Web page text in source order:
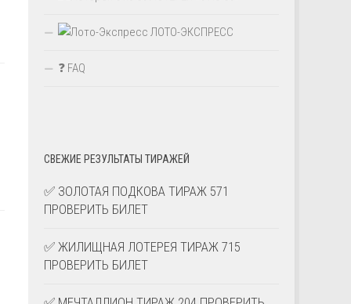
ЛОТО-ЭКСПРЕСС
❓ FAQ
СВЕЖИЕ РЕЗУЛЬТАТЫ ТИРАЖЕЙ
✅ ЗОЛОТАЯ ПОДКОВА ТИРАЖ 571
ПРОВЕРИТЬ БИЛЕТ
✅ ЖИЛИЩНАЯ ЛОТЕРЕЯ ТИРАЖ 715
ПРОВЕРИТЬ БИЛЕТ